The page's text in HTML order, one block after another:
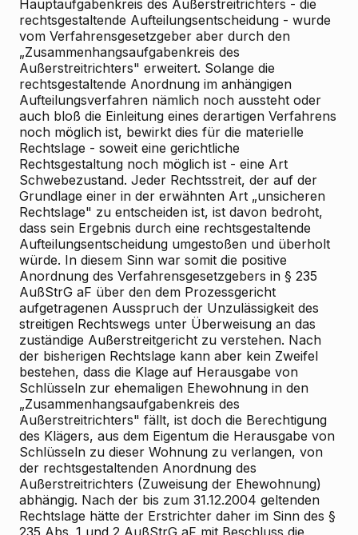
Hauptaufgabenkreis des Außerstreitrichters - die
rechtsgestaltende Aufteilungsentscheidung - wurde
vom Verfahrensgesetzgeber aber durch den
„Zusammenhangsaufgabenkreis des
Außerstreitrichters" erweitert. Solange die
rechtsgestaltende Anordnung im anhängigen
Aufteilungsverfahren nämlich noch aussteht oder
auch bloß die Einleitung eines derartigen Verfahrens
noch möglich ist, bewirkt dies für die materielle
Rechtslage - soweit eine gerichtliche
Rechtsgestaltung noch möglich ist - eine Art
Schwebezustand. Jeder Rechtsstreit, der auf der
Grundlage einer in der erwähnten Art „unsicheren
Rechtslage" zu entscheiden ist, ist davon bedroht,
dass sein Ergebnis durch eine rechtsgestaltende
Aufteilungsentscheidung umgestoßen und überholt
würde. In diesem Sinn war somit die positive
Anordnung des Verfahrensgesetzgebers in § 235
AußStrG aF über den dem Prozessgericht
aufgetragenen Ausspruch der Unzulässigkeit des
streitigen Rechtswegs unter Überweisung an das
zuständige Außerstreitgericht zu verstehen. Nach
der bisherigen Rechtslage kann aber kein Zweifel
bestehen, dass die Klage auf Herausgabe von
Schlüsseln zur ehemaligen Ehewohnung in den
„Zusammenhangsaufgabenkreis des
Außerstreitrichters" fällt, ist doch die Berechtigung
des Klägers, aus dem Eigentum die Herausgabe von
Schlüsseln zu dieser Wohnung zu verlangen, von
der rechtsgestaltenden Anordnung des
Außerstreitrichters (Zuweisung der Ehewohnung)
abhängig. Nach der bis zum 31.12.2004 geltenden
Rechtslage hätte der Erstrichter daher im Sinn des §
235 Abs. 1 und 2 AußStrG aF mit Beschluss die